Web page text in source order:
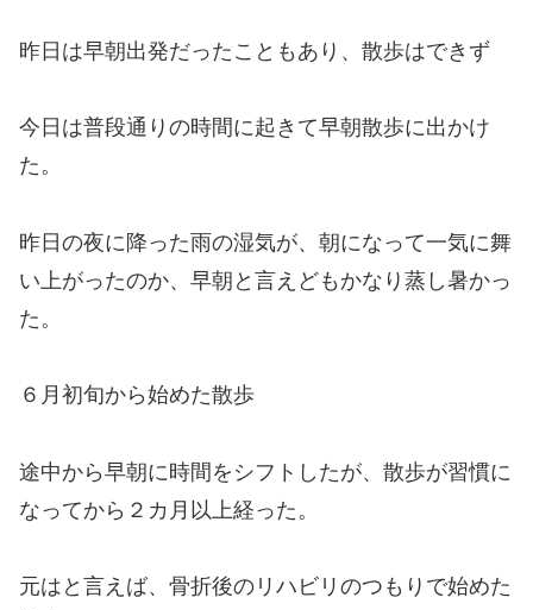
昨日は早朝出発だったこともあり、散歩はできず
今日は普段通りの時間に起きて早朝散歩に出かけ
た。
昨日の夜に降った雨の湿気が、朝になって一気に舞
い上がったのか、早朝と言えどもかなり蒸し暑かっ
た。
６月初旬から始めた散歩
途中から早朝に時間をシフトしたが、散歩が習慣に
なってから２カ月以上経った。
元はと言えば、骨折後のリハビリのつもりで始めた